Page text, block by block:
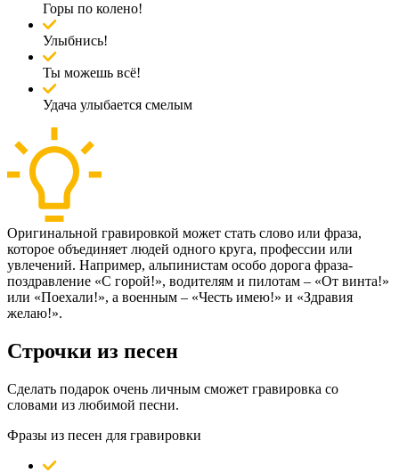
Горы по колено!
Улыбнись!
Ты можешь всё!
Удача улыбается смелым
Оригинальной гравировкой может стать слово или фраза,
которое объединяет людей одного круга, профессии или
увлечений. Например, альпинистам особо дорога фраза-
поздравление «С горой!», водителям и пилотам – «От винта!»
или «Поехали!», а военным – «Честь имею!» и «Здравия
желаю!».
Строчки из песен
Сделать подарок очень личным сможет гравировка со
словами из любимой песни.
Фразы из песен для гравировки